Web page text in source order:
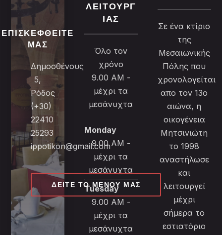
ΕΠΙΣΚΕΦΘΕΊΤΕ
ΜΑΣ
Δημοσθένους
5,
Ρόδος
(+30)
22410
25293
ippotikon@gmail.com
ΔΕΊΤΕ ΤΟ ΜΕΝΟΎ ΜΑΣ
ΛΕΙΤΟΥΡΓ
ΊΑΣ
Όλο τον
χρόνο
9.00 AM -
μέχρι τα
μεσάνυχτα
Monday
9.00 AM -
μέχρι τα
μεσάνυχτα
Tuesday
9.00 AM -
μέχρι τα
μεσάνυχτα
Σε ένα κτίριο
της
Μεσαιωνικής
Πόλης που
χρονολογείται
απο τον 13ο
αιώνα, η
οικογένεια
Μητσινιώτη
το 1998
αναστήλωσε
και
λειτουργεί
μέχρι
σήμερα το
εστιατόριο